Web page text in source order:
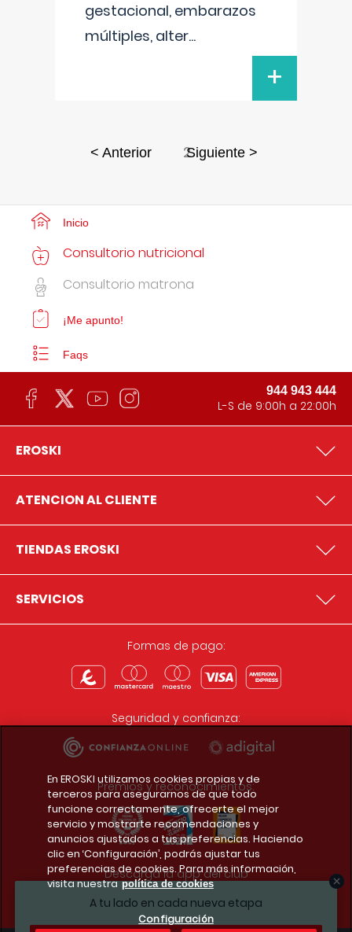
gestacional, embarazos
múltiples, alter...
+
< Anterior 2Siguiente >
A tu lado en cada nueva etapa
Inicio
Consultorio nutricional
Consultorio matrona
¡Me apunto!
Faqs
944 943 444
L-S de 9:00h a 22:00h
EROSKI
ATENCION AL CLIENTE
TIENDAS EROSKI
SERVICIOS
Formas de pago:
Seguridad y confianza:
Premios y reconocimientos:
Descarga la app del club
En EROSKI utilizamos cookies propias y de
terceros para asegurarnos de que todo
funcione correctamente, ofrecerte el mejor
servicio y mostrarte recomendaciones y
anuncios ajustados a tus preferencias. Haciendo
clic en ‘Configuración’, podrás ajustar tus
preferencias de cookies. Para más información,
visita nuestra política de cookies
Configuración